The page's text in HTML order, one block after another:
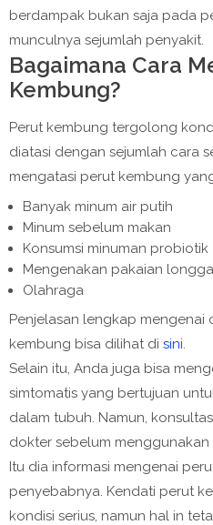
berdampak bukan saja pada
munculnya sejumlah penyakit.
Bagaimana Cara
Kembung?
Perut kembung tergolong
diatasi dengan sejumlah cara
mengatasi perut kembung
Banyak minum air putih
Minum sebelum makan
Konsumsi minuman probiotik
Mengenakan pakaian
Olahraga
Penjelasan lengkap mengenai
kembung bisa dilihat di sini.
Selain itu, Anda juga bisa
simtomatis yang bertujuan
dalam tubuh. Namun,
dokter sebelum
Itu dia informasi mengenai
penyebabnya. Kendati perut
kondisi serius, namun hal in